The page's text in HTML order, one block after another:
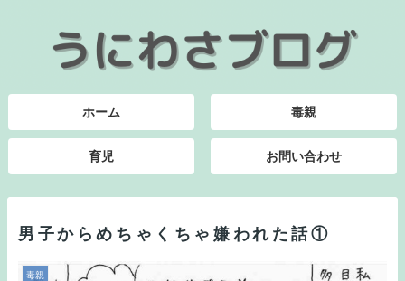
ホーム 毒親
育児 お問い合わせ
男子からめちゃくちゃ嫌われた話①
毒親